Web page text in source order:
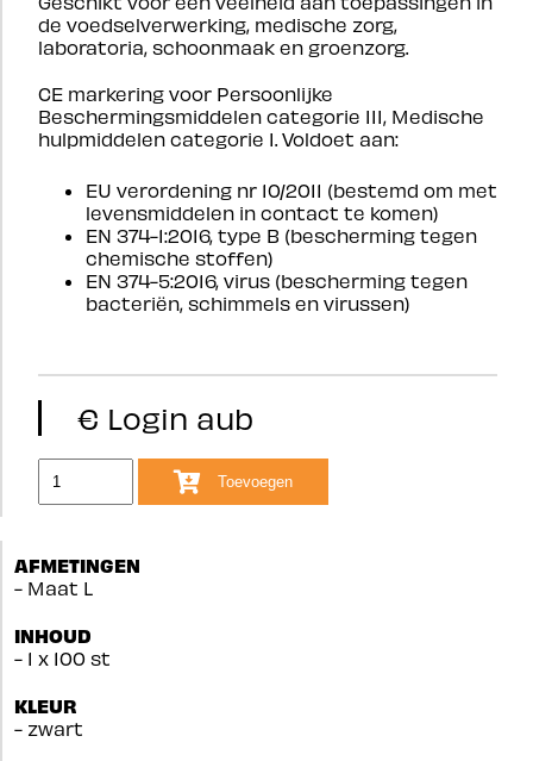
de voedselverwerking, medische zorg,
laboratoria, schoonmaak en groenzorg.
CE markering voor Persoonlijke
Beschermingsmiddelen categorie III, Medische
hulpmiddelen categorie I. Voldoet aan:
EU verordening nr 10/2011 (bestemd om met
levensmiddelen in contact te komen)
EN 374-1:2016, type B (bescherming tegen
chemische stoffen)
EN 374-5:2016, virus (bescherming tegen
bacteriën, schimmels en virussen)
€ Login aub
Toevoegen
AFMETINGEN
- Maat L
INHOUD
- 1 x 100 st
KLEUR
- zwart